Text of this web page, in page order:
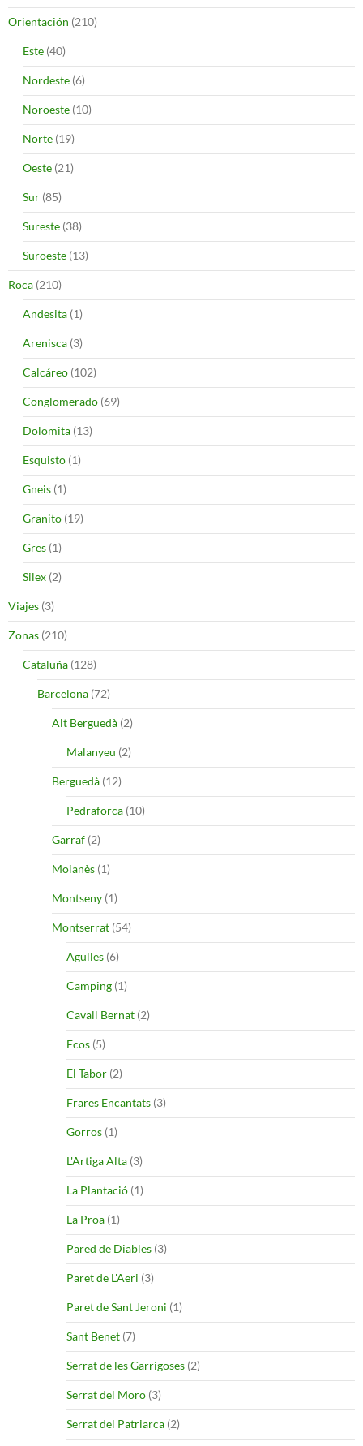
Orientación (210)
Este (40)
Nordeste (6)
Noroeste (10)
Norte (19)
Oeste (21)
Sur (85)
Sureste (38)
Suroeste (13)
Roca (210)
Andesita (1)
Arenisca (3)
Calcáreo (102)
Conglomerado (69)
Dolomita (13)
Esquisto (1)
Gneis (1)
Granito (19)
Gres (1)
Silex (2)
Viajes (3)
Zonas (210)
Cataluña (128)
Barcelona (72)
Alt Berguedà (2)
Malanyeu (2)
Berguedà (12)
Pedraforca (10)
Garraf (2)
Moianès (1)
Montseny (1)
Montserrat (54)
Agulles (6)
Camping (1)
Cavall Bernat (2)
Ecos (5)
El Tabor (2)
Frares Encantats (3)
Gorros (1)
L'Artiga Alta (3)
La Plantació (1)
La Proa (1)
Pared de Diables (3)
Paret de L'Aeri (3)
Paret de Sant Jeroni (1)
Sant Benet (7)
Serrat de les Garrigoses (2)
Serrat del Moro (3)
Serrat del Patriarca (2)